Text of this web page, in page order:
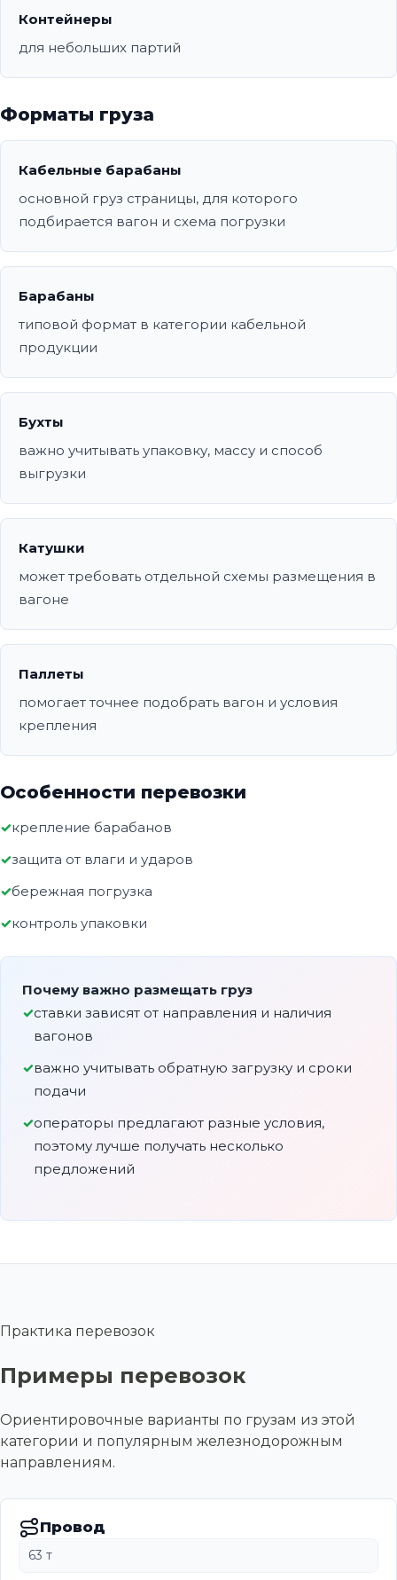
Контейнеры
для небольших партий
Форматы груза
Кабельные барабаны
основной груз страницы, для которого
подбирается вагон и схема погрузки
Барабаны
типовой формат в категории кабельной
продукции
Бухты
важно учитывать упаковку, массу и способ
выгрузки
Катушки
может требовать отдельной схемы размещения в
вагоне
Паллеты
помогает точнее подобрать вагон и условия
крепления
Особенности перевозки
крепление барабанов
защита от влаги и ударов
бережная погрузка
контроль упаковки
Почему важно размещать груз
ставки зависят от направления и наличия
вагонов
важно учитывать обратную загрузку и сроки
подачи
операторы предлагают разные условия,
поэтому лучше получать несколько
предложений
Практика перевозок
Примеры перевозок
Ориентировочные варианты по грузам из этой
категории и популярным железнодорожным
направлениям.
Провод
63 т